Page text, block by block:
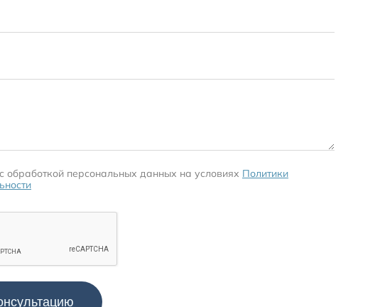
обработкой персональных данных на условиях Политики